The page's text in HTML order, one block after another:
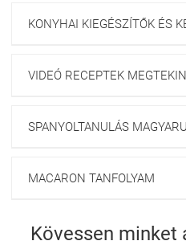
KONYHAI KIEGÉSZÍTŐK ÉS
VIDEÓ RECEPTEK
SPANYOLTANULÁS
MACARON TANFOLYAM
Kövessen minket